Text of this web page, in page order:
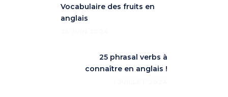
Vocabulaire des fruits en
anglais
25 phrasal verbs à
connaître en anglais !